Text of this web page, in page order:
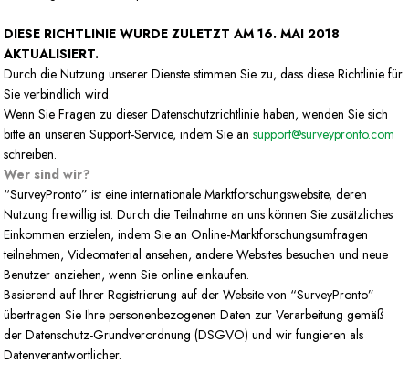
DIESE RICHTLINIE WURDE ZULETZT AM 16. MAI 2018
AKTUALISIERT.
Durch die Nutzung unserer Dienste stimmen Sie zu, dass diese Richtlinie für
Sie verbindlich wird.
Wenn Sie Fragen zu dieser Datenschutzrichtlinie haben, wenden Sie sich
bitte an unseren Support-Service, indem Sie ansupport@surveypronto.com
schreiben.
Wer sind wir?
“SurveyPronto” ist eine internationale Marktforschungswebsite, deren
Nutzung freiwillig ist. Durch die Teilnahme an uns können Sie zusätzliches
Einkommen erzielen, indem Sie an Online-Marktforschungsumfragen
teilnehmen, Videomaterial ansehen, andere Websites besuchen und neue
Benutzer anziehen, wenn Sie online einkaufen.
Basierend auf Ihrer Registrierung auf der Website von “SurveyPronto”
übertragen Sie Ihre personenbezogenen Daten zur Verarbeitung gemäß
der Datenschutz-Grundverordnung (DSGVO) und wir fungieren als
Datenverantwortlicher.